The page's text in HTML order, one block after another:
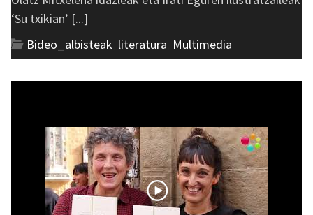
‘Su txikian’ [...]
Bideo_albisteak literatura Multimedia